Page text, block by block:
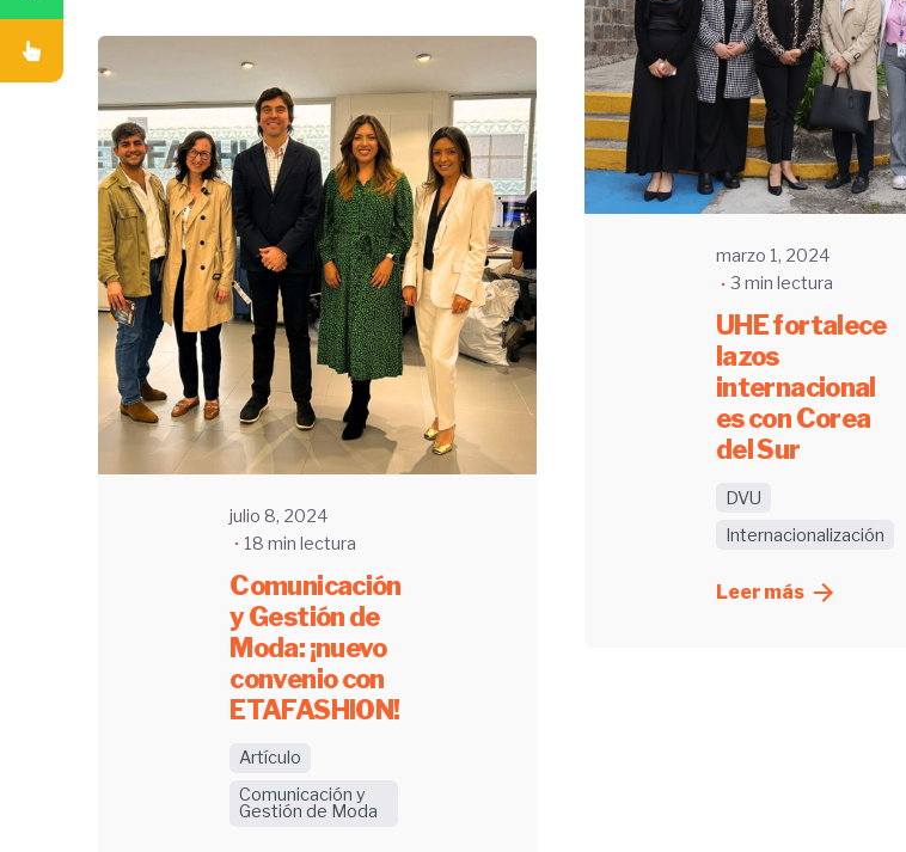
Enviado
por
UHE
julio 8, 2024
18 min lectura
Comunicación
y Gestión de
Moda: ¡nuevo
convenio con
ETAFASHION!
Artículo
Comunicación y
Gestión de Moda
Enviado
por
UHE
marzo 1, 2024
3 min lectura
UHE fortalece
lazos
internacional
es con Corea
del Sur
DVU
Internacionalización
Leer más